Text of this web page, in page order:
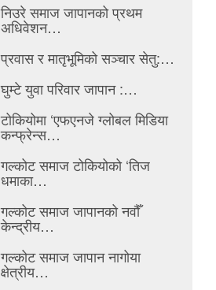
निउरे समाज जापानको प्रथम
अधिवेशन…
प्रवास र मातृभूमिको सञ्चार सेतु:…
घुम्टे युवा परिवार जापान :…
टोकियोमा ‘एफएनजे ग्लोबल मिडिया
कन्फ्रेन्स…
गल्कोट समाज टोकियोको ‘तिज
धमाका…
गल्कोट समाज जापानको नवौँ
केन्द्रीय…
गल्कोट समाज जापान नागोया
क्षेत्रीय…